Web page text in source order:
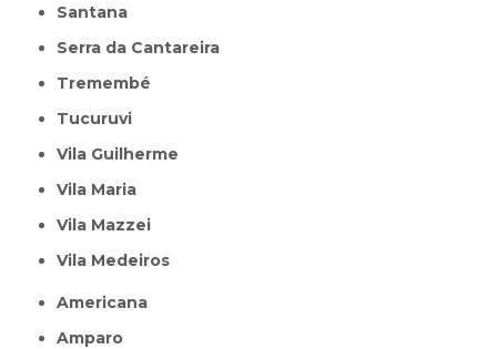
Santana
Serra da Cantareira
Tremembé
Tucuruvi
Vila Guilherme
Vila Maria
Vila Mazzei
Vila Medeiros
Americana
Amparo